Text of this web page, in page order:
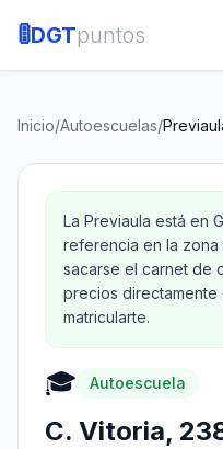
🚦DGTpuntos
Inicio/Autoescuelas/
La Previaula está en
referencia en la
sacarse el carnet de
precios directamente
matricularte.
🎓 Autoescuela
C. Vitoria,